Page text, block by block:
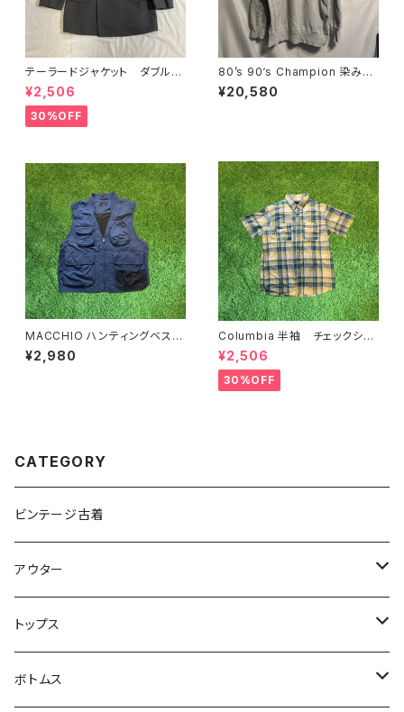
テーラードジャケット ダブル
グレー オーバーサイズ
¥2,506
30%OFF
80’s 90‘s Champion 染み込
みプリント リバースウィーブ
reverse weave
¥20,580
MACCHIO ハンティングベス
ト ブルー フィッシング LL
¥2,980
Columbia 半袖 チェックシャ
ツ L ブルー グリーン
¥2,506
30%OFF
CATEGORY
ビンテージ古着
アウター
アウトドアジャケット
カバーオール
トップス
カーディガン
ボトムス